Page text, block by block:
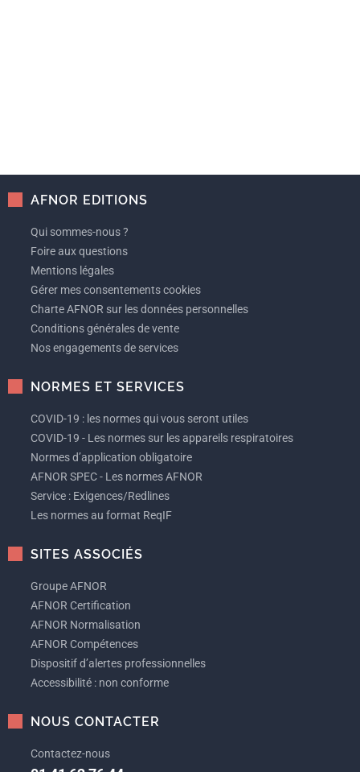
AFNOR EDITIONS
Qui sommes-nous ?
Foire aux questions
Mentions légales
Gérer mes consentements cookies
Charte AFNOR sur les données personnelles
Conditions générales de vente
Nos engagements de services
NORMES ET SERVICES
COVID-19 : les normes qui vous seront utiles
COVID-19 - Les normes sur les appareils respiratoires
Normes d’application obligatoire
AFNOR SPEC - Les normes AFNOR
Service : Exigences/Redlines
Les normes au format ReqIF
SITES ASSOCIÉS
Groupe AFNOR
AFNOR Certification
AFNOR Normalisation
AFNOR Compétences
Dispositif d’alertes professionnelles
Accessibilité : non conforme
NOUS CONTACTER
Contactez-nous